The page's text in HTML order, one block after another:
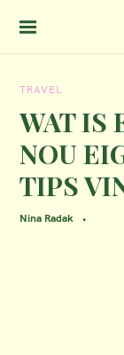
TRAVEL
WAT IS
NOU
TIPS
Nina Radak